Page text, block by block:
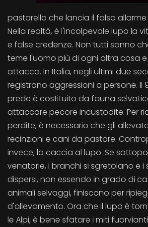
pastorello che lancia il falso allarme
Nella realtà, è l'incolpevole lupo la
e false credenze. Non tutti sanno
teme l'uomo più di ogni altra cosa
attacca. In Italia, negli ultimi due
registrano aggressioni a persone. Il
prede è costituito da fauna
attaccare pecore incustodite. Per
perdite, è necessario che gli
recinzioni e cani da pastore.
invece, la caccia al lupo. Se
venatorie, i branchi si sgretolano e i
dispersi, non essendo in grado di
animali selvaggi, finiscono per
d'allevamento. Ora che il lupo è
le Alpi, è bene sfatare i miti